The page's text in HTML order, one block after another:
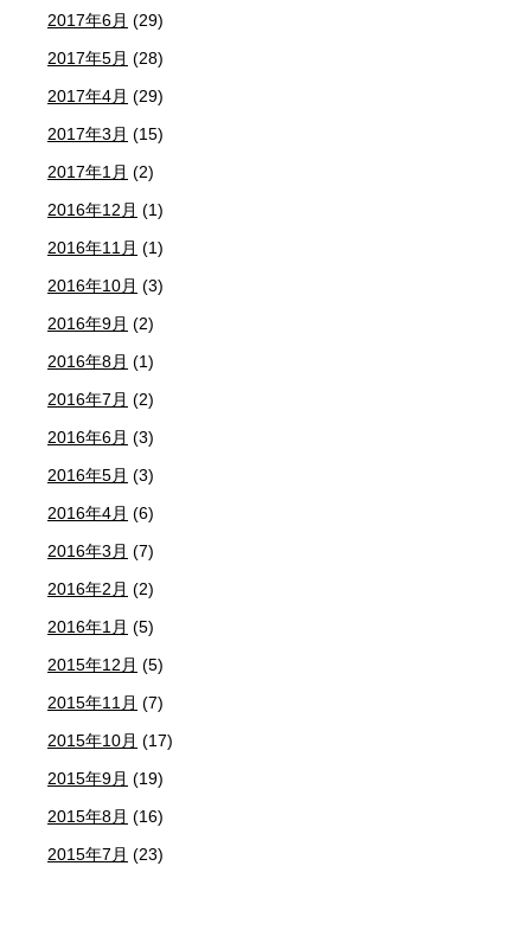
2017年6月 (29)
2017年5月 (28)
2017年4月 (29)
2017年3月 (15)
2017年1月 (2)
2016年12月 (1)
2016年11月 (1)
2016年10月 (3)
2016年9月 (2)
2016年8月 (1)
2016年7月 (2)
2016年6月 (3)
2016年5月 (3)
2016年4月 (6)
2016年3月 (7)
2016年2月 (2)
2016年1月 (5)
2015年12月 (5)
2015年11月 (7)
2015年10月 (17)
2015年9月 (19)
2015年8月 (16)
2015年7月 (23)